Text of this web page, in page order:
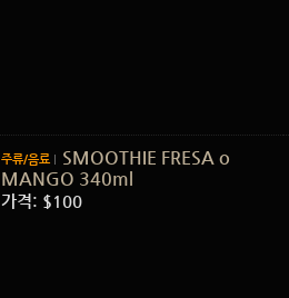
주류/음료
SMOOTHIE FRESA o
MANGO 340ml
가격: $100